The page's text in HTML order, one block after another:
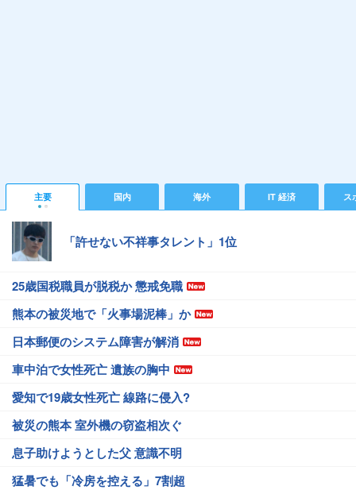
主要 国内 海外 IT 経済 ス
「許せない不祥事タレント」1位
25歳国税職員が脱税か 懲戒免職
熊本の被災地で「火事場泥棒」か
日本郵便のシステム障害が解消
車中泊で女性死亡 遺族の胸中
愛知で19歳女性死亡 線路に侵入?
被災の熊本 室外機の窃盗相次ぐ
息子助けようとした父 意識不明
猛暑でも「冷房を控える」7割超